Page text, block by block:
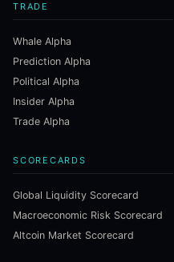
TRADE
Whale Alpha
Prediction Alpha
Political Alpha
Insider Alpha
Trade Alpha
SCORECARDS
Global Liquidity Scorecard
Macroeconomic Risk Scorecard
Altcoin Market Scorecard